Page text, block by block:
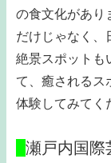
の食文化があり
だけじゃなく、
絶景スポットも
て、癒されるス
体験してみてく
瀬戸内国際